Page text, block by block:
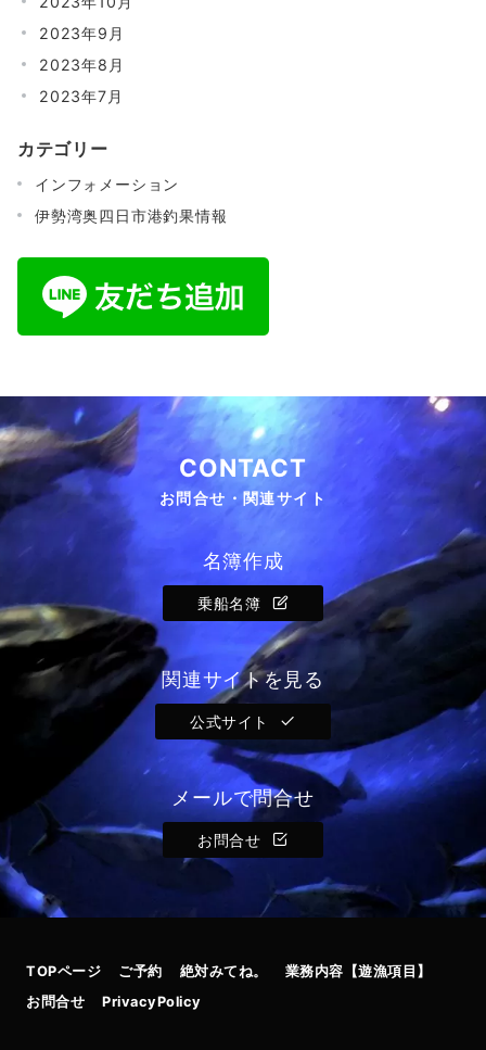
2023年9月
2023年8月
2023年7月
カテゴリー
インフォメーション
伊勢湾奥四日市港釣果情報
CONTACT
お問合せ・関連サイト
名簿作成
乗船名簿
関連サイトを見る
公式サイト
メールで問合せ
お問合せ
TOPページ ご予約 絶対みてね。
業務内容【遊漁項目】
お問合せ
PrivacyPolicy